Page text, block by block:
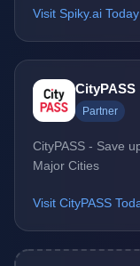
Visit Spiky.ai
CityPASS
Partner
CityPASS - Save
Major Cities
Visit CityPASS